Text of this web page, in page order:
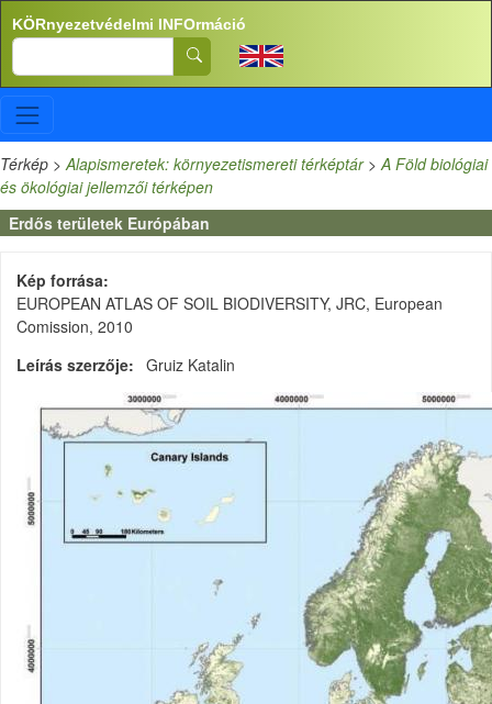
Ugrás a tartalomra
KÖRnyezetvédelmi INFOrmáció
Search
Térkép >Alapismeretek: környezetismereti térképtár>A Föld biológiai
és ökológiai jellemzői térképen
Erdős területek Európában
Kép forrása
EUROPEAN ATLAS OF SOIL BIODIVERSITY, JRC, European
Comission, 2010
Leírás szerzője
Gruiz Katalin